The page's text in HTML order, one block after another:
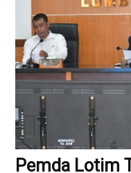
Pemda Lotim